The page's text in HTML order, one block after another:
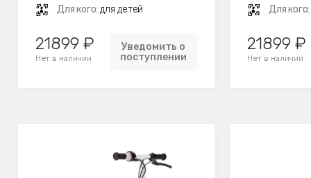
Для кого: для детей
21899 ₽
Нет в наличии
Уведомить о
поступлении
Для кого:
21899 ₽
Нет в наличии